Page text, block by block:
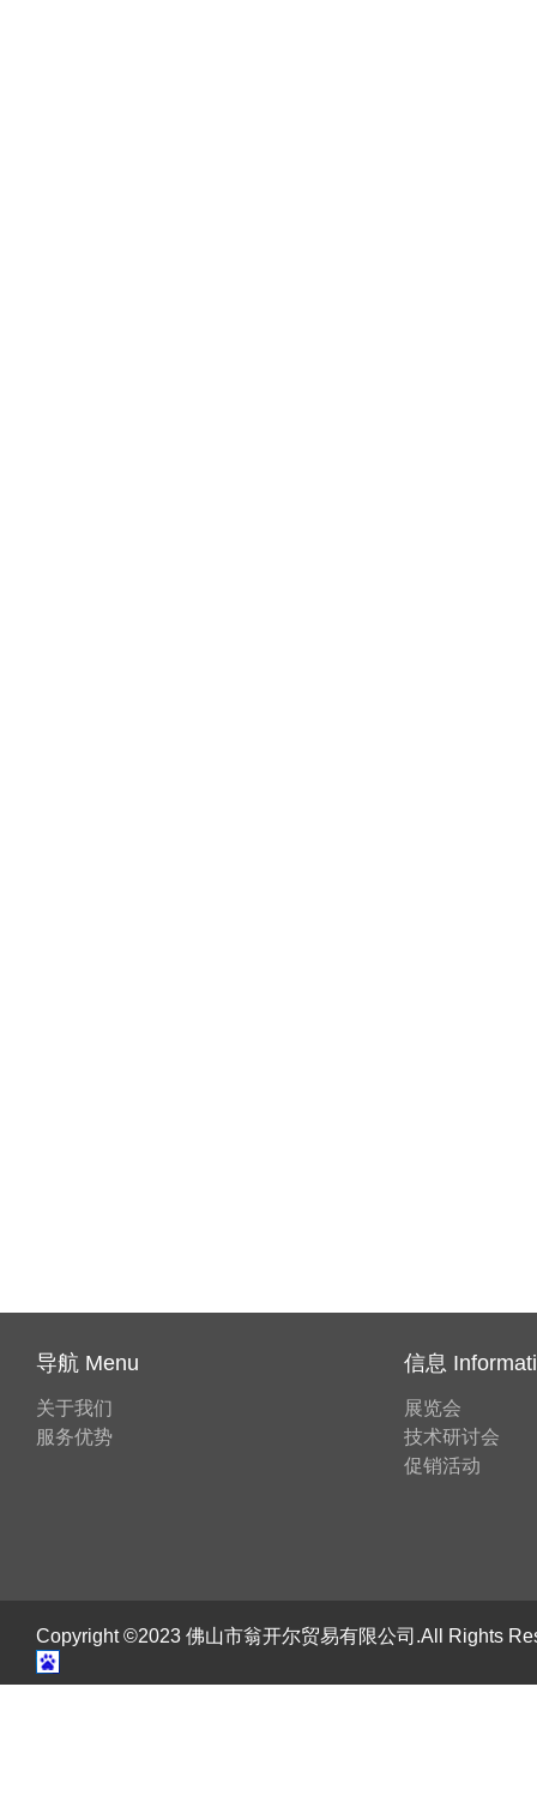
导航 Menu
关于我们
服务优势
信息
展览会
技术研讨会
促销活动
Copyright ©2023 佛山市翁开尔贸易有限公司.All Rights